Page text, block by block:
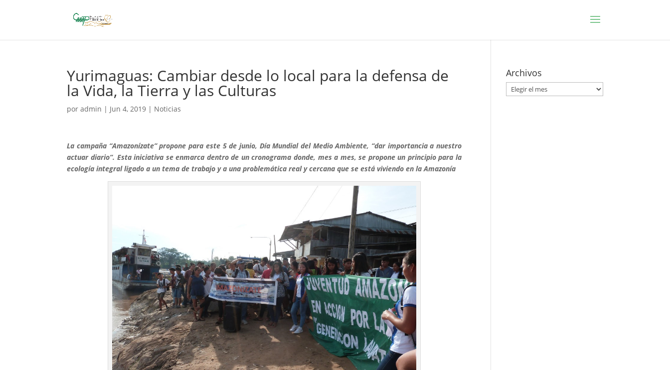
Yurimaguas: Cambiar desde lo local para la defensa de
la Vida, la Tierra y las Culturas
poradmin | Jun 4, 2019 | Noticias
La campaña “Amazonízate” propone para este 5 de junio, Día Mundial del Medio Ambiente, “dar importancia a nuestro
actuar diario”. Esta iniciativa se enmarca dentro de un cronograma donde, mes a mes, se propone un principio para la
ecología integral ligado a un tema de trabajo y a una problemática real y cercana que se está viviendo en la Amazonía
Archivos
Archivos